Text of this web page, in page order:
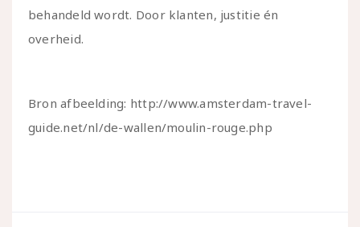
behandeld wordt. Door klanten, justitie én
overheid.
Bron afbeelding: http://www.amsterdam-travel-
guide.net/nl/de-wallen/moulin-rouge.php